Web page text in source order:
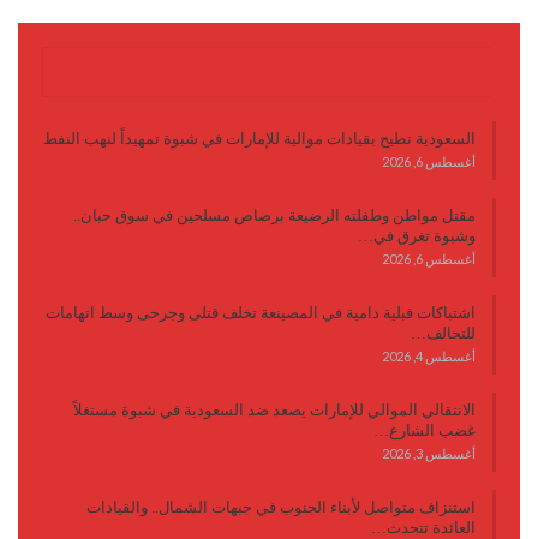
السعودية تطيح بقيادات موالية للإمارات في شبوة تمهيداً لنهب النفط
أغسطس 6, 2026
مقتل مواطن وطفلته الرضيعة برصاص مسلحين في سوق حبان..
وشبوة تغرق في…
أغسطس 6, 2026
اشتباكات قبلية دامية في المصينعة تخلف قتلى وجرحى وسط اتهامات
للتحالف…
أغسطس 4, 2026
الانتقالي الموالي للإمارات يصعد ضد السعودية في شبوة مستغلاً
غضب الشارع…
أغسطس 3, 2026
استنزاف متواصل لأبناء الجنوب في جبهات الشمال.. والقيادات
العائدة تتحدث…